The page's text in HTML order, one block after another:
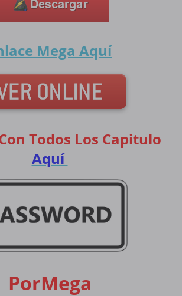
Mega Aquí
Todos Los Capitulo
Aquí
PorMega